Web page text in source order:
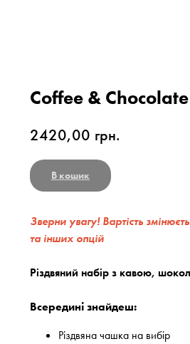
Coffee &
2420,00 грн.
В кошик
Зверни увагу! Вартість
та інших опцій
Різдвяний набір з кавою,
Всередині знайдеш:
Різдвяна чашка на вибір